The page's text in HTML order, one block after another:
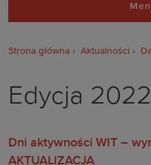
Strona główna Aktualności
Edycja 2022
Dni aktywności WIT –
AKTUALIZACJA